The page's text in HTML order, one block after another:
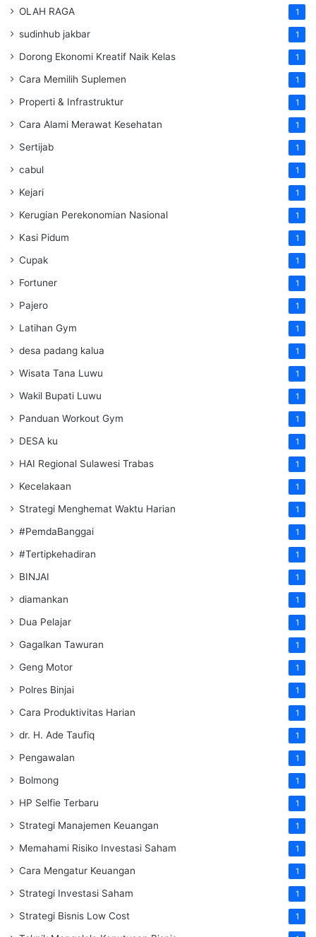
OLAH RAGA 1
sudinhub jakbar 1
Dorong Ekonomi Kreatif Naik Kelas 1
Cara Memilih Suplemen 1
Properti & Infrastruktur 1
Cara Alami Merawat Kesehatan 1
Sertijab 1
cabul 1
Kejari 1
Kerugian Perekonomian Nasional 1
Kasi Pidum 1
Cupak 1
Fortuner 1
Pajero 1
Latihan Gym 1
desa padang kalua 1
Wisata Tana Luwu 1
Wakil Bupati Luwu 1
Panduan Workout Gym 1
DESA ku 1
HAI Regional Sulawesi Trabas 1
Kecelakaan 1
Strategi Menghemat Waktu Harian 1
#PemdaBanggai 1
#Tertipkehadiran 1
BINJAI 1
diamankan 1
Dua Pelajar 1
Gagalkan Tawuran 1
Geng Motor 1
Polres Binjai 1
Cara Produktivitas Harian 1
dr. H. Ade Taufiq 1
Pengawalan 1
Bolmong 1
HP Selfie Terbaru 1
Strategi Manajemen Keuangan 1
Memahami Risiko Investasi Saham 1
Cara Mengatur Keuangan 1
Strategi Investasi Saham 1
Strategi Bisnis Low Cost 1